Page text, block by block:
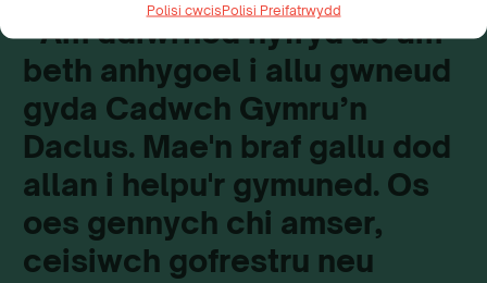
Polisi cwcisPolisi Preifatrwydd
“Am ddiwrnod hyfryd ac am
beth anhygoel i allu gwneud
gyda Cadwch Gymru’n
Daclus. Mae'n braf gallu dod
allan i helpu'r gymuned. Os
oes gennych chi amser,
ceisiwch gofrestru neu